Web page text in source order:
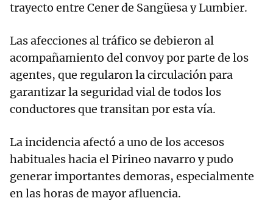
trayecto entre Cener de Sangüesa y Lumbier.
Las afecciones al tráfico se debieron al
acompañamiento del convoy por parte de los
agentes, que regularon la circulación para
garantizar la seguridad vial de todos los
conductores que transitan por esta vía.
La incidencia afectó a uno de los accesos
habituales hacia el Pirineo navarro y pudo
generar importantes demoras, especialmente
en las horas de mayor afluencia.